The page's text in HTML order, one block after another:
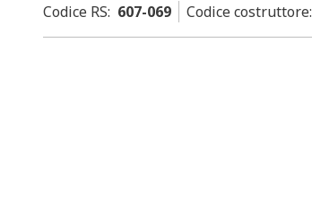
Codice RS: 607-069 Codice costruttore: